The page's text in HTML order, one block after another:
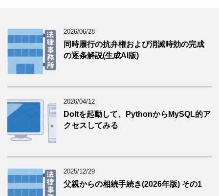
2026/06/28
同時履行の抗弁権および消滅時効の完成
の逐条解説(生成AI版)
2026/04/12
Doltを起動して、PythonからMySQL的ア
クセスしてみる
2025/12/29
父親からの相続手続き(2026年版) その1